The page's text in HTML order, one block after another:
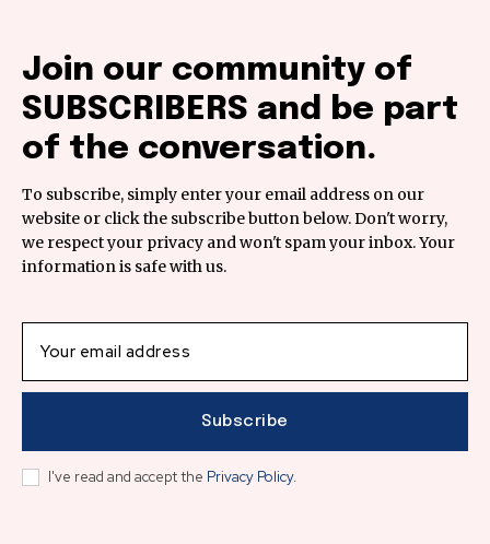
Join our community of
SUBSCRIBERS and be part
of the conversation.
To subscribe, simply enter your email address on our
website or click the subscribe button below. Don't worry,
we respect your privacy and won't spam your inbox. Your
information is safe with us.
Subscribe
I've read and accept the Privacy Policy.